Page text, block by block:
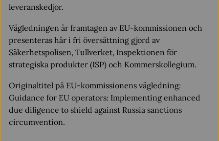
leveranskedjor.
Vägledningen är framtagen av EU-kommissionen och
presenteras här i fri översättning gjord av
Säkerhetspolisen, Tullverket, Inspektionen för
strategiska produkter (ISP) och Kommerskollegium.
Originaltitel på EU-kommissionens vägledning:
Guidance for EU operators: Implementing enhanced
due diligence to shield against Russia sanctions
circumvention.